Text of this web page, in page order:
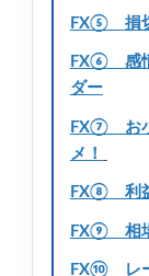
FX⑤ 損
FX⑥ 感情
ダー
FX⑦ お小
メ！
FX⑧ 利益
FX⑨ 相
FX⑩ レー